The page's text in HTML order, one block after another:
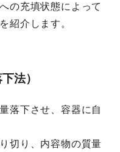
の充填状態によって
紹介します。
法）
下させ、容器に自
り、内容物の質量